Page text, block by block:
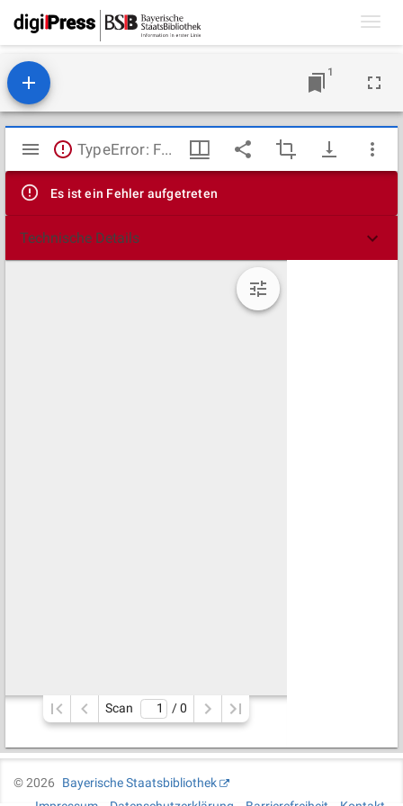
1
Mirador
Viewer
TypeError: Failed to fetch
Es ist ein Fehler aufgetreten
Technische Details
Scan / 0
©2026
Bayerische Staatsbibliothek